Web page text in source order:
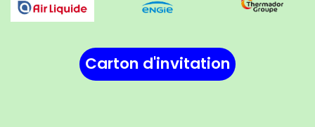
Carton d'in​vitation